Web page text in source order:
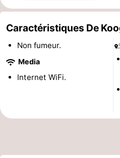
d'hôtes
Chaumières
Hoogelandt
Beach
-
Caractéristiques De
Non fumeur.
Media
Internet WiFi.